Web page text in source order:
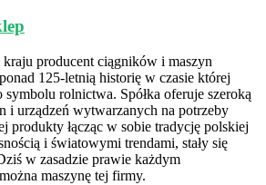
producent ciągników i maszyn
125-letnią historię w czasie której
symbolu rolnictwa. Spółka oferuje szeroką
i urządzeń wytwarzanych na potrzeby
produkty łącząc w sobie tradycję polskiej
i światowymi trendami, stały się
w zasadzie prawie każdym
maszynę tej firmy.